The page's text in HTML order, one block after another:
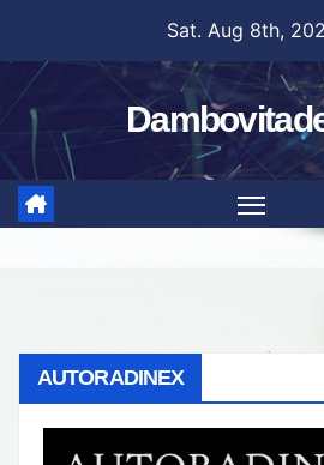
content
Sat. Aug 8th,
AUTORADINEX